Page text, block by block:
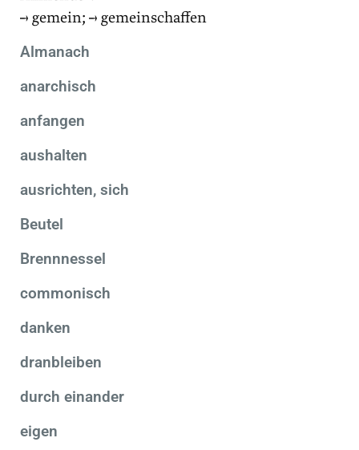
→ gemein; → gemeinschaffen
Almanach
anarchisch
anfangen
aushalten
ausrichten, sich
Beutel
Brennnessel
commonisch
danken
dranbleiben
durch einander
eigen